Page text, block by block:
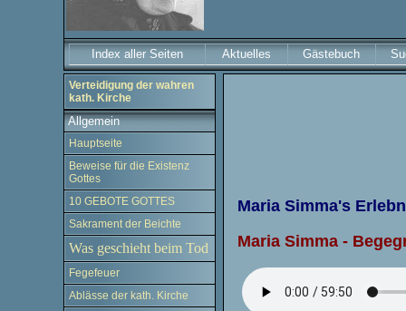
Index aller Seiten Aktuelles Gästebuch
Verteidigung der wahren
kath. Kirche
Allgemein
Hauptseite
Beweise für die Existenz
Gottes
10 GEBOTE GOTTES
Sakrament der Beichte
Was geschieht beim Tod
Fegefeuer
Ablässe der kath. Kirche
Maria Simma's
Maria Simma -